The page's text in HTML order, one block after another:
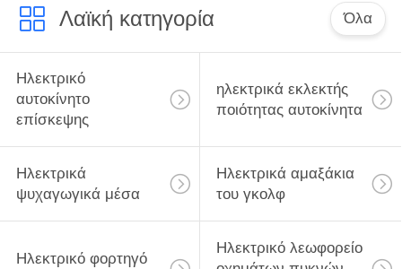
Λαϊκή κατηγορία Όλα
Ηλεκτρικό
αυτοκίνητο
επίσκεψης
ηλεκτρικά εκλεκτής
ποιότητας αυτοκίνητα
Ηλεκτρικά
ψυχαγωγικά μέσα
Ηλεκτρικά αμαξάκια
του γκολφ
Ηλεκτρικό φορτηγό
Ηλεκτρικό λεωφορείο